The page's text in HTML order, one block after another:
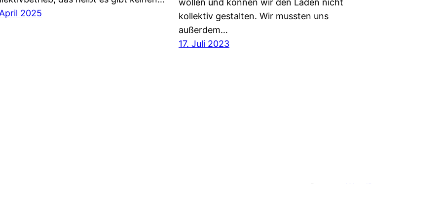
2025
wollen und können wir den Laden nicht
kollektiv gestalten. Wir mussten uns
außerdem…
17. Juli 2023